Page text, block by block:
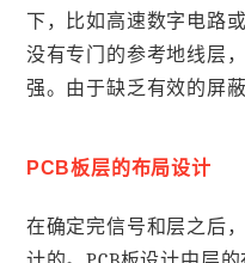
下，比如高速数字电路
没有专门的参考地线层
强。由于缺乏有效的屏
PCB板层的布局设计
在确定完信号和层之后